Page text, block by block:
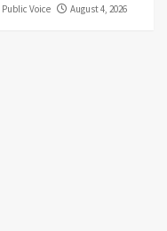
Public Voice August 4, 2026